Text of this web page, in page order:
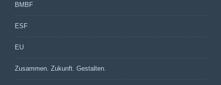
BMBF
ESF
EU
Zusammen. Zukunft. Gestalten.